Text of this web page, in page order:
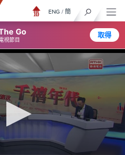
Go
視節目
取得
ENG / 簡